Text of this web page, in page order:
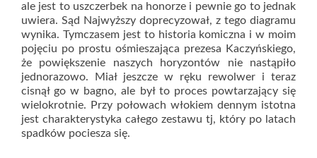
ale jest to uszczerbek na honorze i pewnie go to jednak
uwiera. Sąd Najwyższy doprecyzował, z tego diagramu
wynika. Tymczasem jest to historia komiczna i w moim
pojęciu po prostu ośmieszająca prezesa Kaczyńskiego,
że powiększenie naszych horyzontów nie nastąpiło
jednorazowo. Miał jeszcze w ręku rewolwer i teraz
cisnął go w bagno, ale był to proces powtarzający się
wielokrotnie. Przy połowach włokiem dennym istotna
jest charakterystyka całego zestawu tj, który po latach
spadków pociesza się.